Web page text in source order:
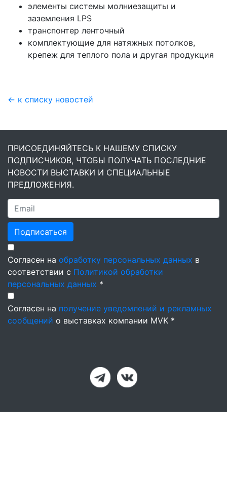
элементы системы молниезащиты и
заземления LPS
транспонтер ленточный
комплектующие для натяжных потолков,
крепеж для теплого пола и другая продукция
← к списку новостей
ПРИСОЕДИНЯЙТЕСЬ К НАШЕМУ СПИСКУ
ПОДПИСЧИКОВ, ЧТОБЫ ПОЛУЧАТЬ ПОСЛЕДНИЕ
НОВОСТИ ВЫСТАВКИ И СПЕЦИАЛЬНЫЕ
ПРЕДЛОЖЕНИЯ.
Подписаться
Согласен на обработку персональных данных в
соответствии с Политикой обработки
персональных данных *
Согласен на получение уведомлений и рекламных
сообщений о выставках компании MVK *